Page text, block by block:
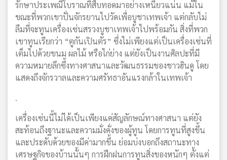
รักษาประเพณีโบราณที่สืบทอดมาอย่างเหนียวแน่น แม้ใน
ขณะที่พวกเขาปั่นจักรยานไปวัดเพื่อบูชาเทพเจ้า แต่กลับไม่
ลืมที่จะทูนเครื่องเซ่นสรวงบูชาเทพเจ้าไปพร้อมกัน สิ่งที่พวก
เขาทูนเรียกว่า “ตูกันเปินตัร” ซึ่งไม่เพียงแต่เป็นเครื่องเซ่นที่
เต็มไปด้วยขนม ผลไม้ หรือไก่ย่าง แต่ยังเป็นงานศิลปะที่มี
ความหมายลึกซึ้งทางศาสนาและวัฒนธรรมของชาวฮินดู โดย
แสดงถึงจักรวาลและความศรัทธาอันแรงกล้าในเทพเจ้า
.
เครื่องเซ่นนี้ไม่ได้เป็นเพียงแค่สัญลักษณ์ทางศาสนา แต่ยัง
สะท้อนถึงฐานะและความมั่งคั่งของผู้ทูน โดยการทูนที่สูงขึ้น
และประดับด้วยของมีค่ามากขึ้น ย่อมบ่งบอกถึงสถานะทาง
เศรษฐกิจของบ้านนั้นๆ การฝึกฝนการทูนสิ่งของหนักๆ ตั้งแต่